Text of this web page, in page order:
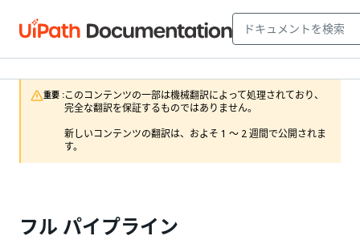
重要 :このコンテンツの一部は機械翻訳によって処理されており、
完全な翻訳を保証するものではありません。
新しいコンテンツの翻訳は、およそ 1 ～ 2 週間で公開されま
す。
フル パイプライン